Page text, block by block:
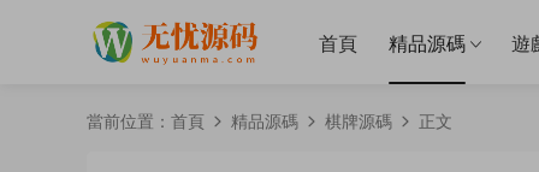
首頁 精品源碼 遊
當前位置： 首頁 精品源碼 棋牌源碼 正文